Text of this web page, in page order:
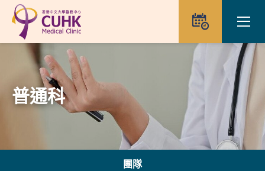
Skip to main content
預約
普通科
團隊